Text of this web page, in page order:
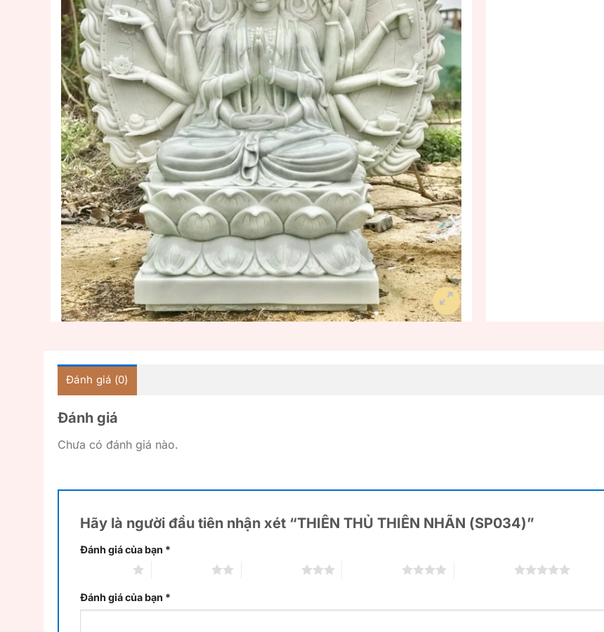
Đánh giá (0)
Đánh giá
Chưa có đánh giá nào.
Hãy là người đầu tiên nhận xét “THIÊN THỦ THIÊN NHÃN (SP034)”
Đánh giá của bạn *
Đánh giá của bạn *